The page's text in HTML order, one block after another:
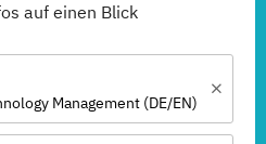
auf einen Blick
Management (DE/EN)